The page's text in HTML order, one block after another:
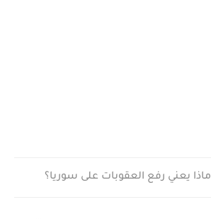
ماذا يعني رفع العقوبات على سوريا؟